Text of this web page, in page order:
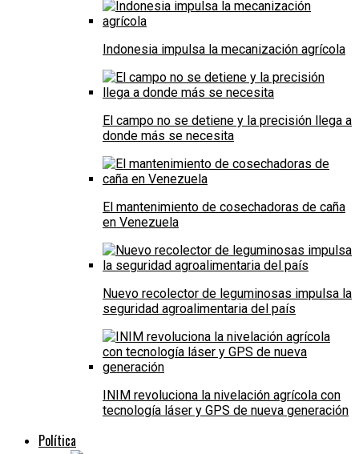
Indonesia impulsa la mecanización agrícola
El campo no se detiene y la precisión llega a
donde más se necesita
El mantenimiento de cosechadoras de caña
en Venezuela
Nuevo recolector de leguminosas impulsa la
seguridad agroalimentaria del país
INIM revoluciona la nivelación agrícola con
tecnología láser y GPS de nueva generación
Política